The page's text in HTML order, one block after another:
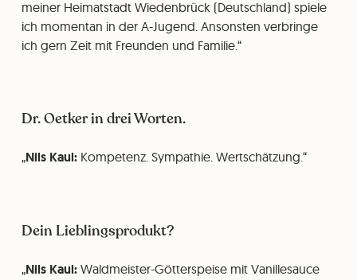
meiner Heimatstadt Wiedenbrück (Deutschland) spiele
ich momentan in der A-Jugend. Ansonsten verbringe
ich gern Zeit mit Freunden und Familie.
Dr. Oetker in drei Worten.
Nils Kaul: Kompetenz. Sympathie. Wertschätzung.
Dein Lieblingsprodukt?
Nils Kaul: Waldmeister-Götterspeise mit Vanillesauce